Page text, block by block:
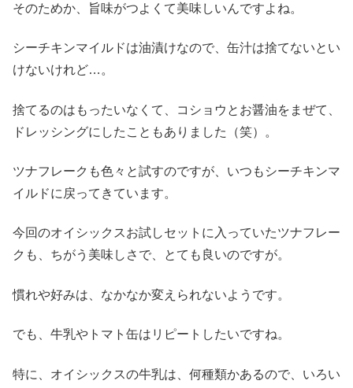
そのためか、旨味がつよくて美味しいんですよね。
シーチキンマイルドは油漬けなので、缶汁は捨てないとい
けないけれど…。
捨てるのはもったいなくて、コショウとお醤油をまぜて、
ドレッシングにしたこともありました（笑）。
ツナフレークも色々と試すのですが、いつもシーチキンマ
イルドに戻ってきています。
今回のオイシックスお試しセットに入っていたツナフレー
クも、ちがう美味しさで、とても良いのですが。
慣れや好みは、なかなか変えられないようです。
でも、牛乳やトマト缶はリピートしたいですね。
特に、オイシックスの牛乳は、何種類かあるので、いろい